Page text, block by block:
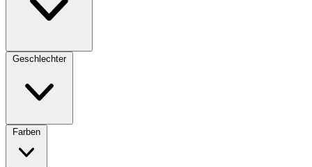
Geschlechter
Farben